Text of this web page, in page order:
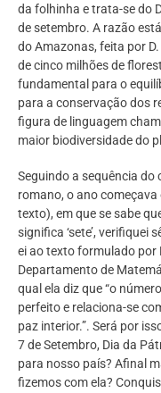
da folhinha e trata-se do
de setembro. A razão
do Amazonas, feita por
de cinco milhões de
fundamental para o
para a conservação dos
figura de linguagem
maior biodiversidade do
Seguindo a sequência
romano, o ano
texto), em que se sabe
significa ‘sete’, verifiquei
ei ao texto formulado por
Departamento de
qual ela diz que “o
perfeito e relaciona-se
paz interior.”. Será por
7 de Setembro, Dia da
para nosso país? Afinal
fizemos com ela?